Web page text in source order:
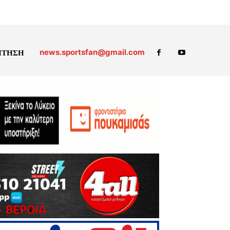
news.sportsfan@gmail.com